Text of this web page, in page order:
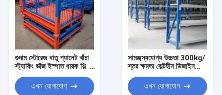
গুদাম স্টোরেজ ধাতু প্যালেট খাঁচা
স্ট্যাকিং ভাঁজ ইস্পাত ধারক শিল্প
স্টোরেজ বক্স
এখন যোগাযোগ
সামঞ্জস্যযোগ্য উচ্চতা 300kg/
স্তর ক্ষমতা বোল্টহীন ডিজাইন
গুদাম স্টোরেজ র্যাক শিল্প তাক
এখন যোগাযোগ